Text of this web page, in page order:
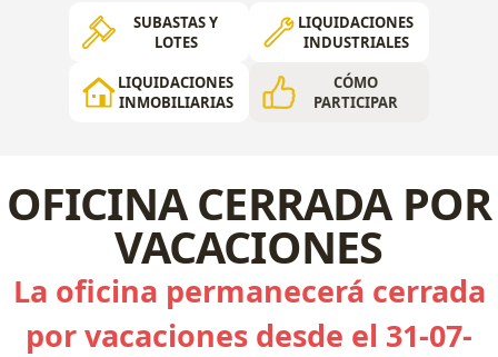
SUBASTAS Y
LOTES
LIQUIDACIONES
INDUSTRIALES
LIQUIDACIONES
INMOBILIARIAS
CÓMO
PARTICIPAR
OFICINA CERRADA POR
VACACIONES
La oficina permanecerá cerrada
por vacaciones desde el 31-07-